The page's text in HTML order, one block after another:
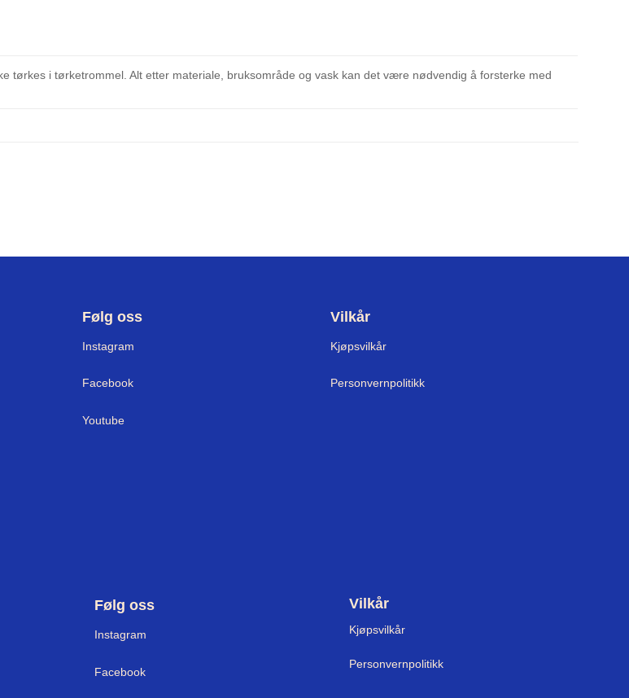
tørkes i tørketrommel. Alt etter materiale, bruksområde og vask kan det være nødvendig å forsterke med
Følg oss
Instagram
Facebook
Youtube
Vilkår
Kjøpsvilkår
Personvernpolitikk
Følg oss
Instagram
Facebook
Vilkår
Kjøpsvilkår
Personvernpolitikk